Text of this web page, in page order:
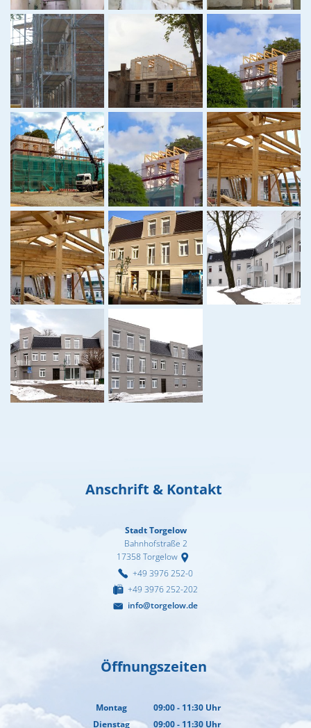
Anschrift & Kontakt
Stadt Torgelow
Bahnhofstraße 2
17358 Torgelow
+49 3976 252-0
+49 3976 252-202
info@torgelow.de
Öffnungszeiten
Montag 09:00- 11:30Uhr
Von 09:00 bis 11:30 Uhr
Dienstag 09:00- 11:30Uhr